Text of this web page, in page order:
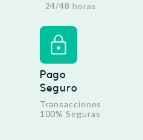
24/48 horas
Pago
Seguro
Transacciones
100% Seguras